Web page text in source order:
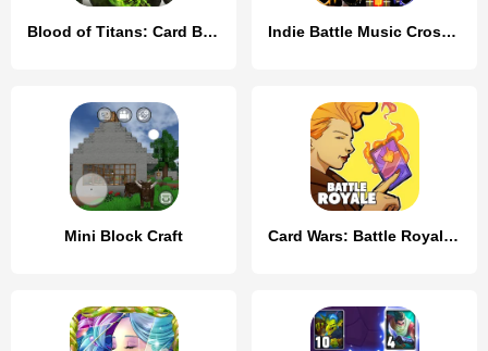
Blood of Titans: Card Battle Indie Battle Music Cross Fight
Mini Block Craft Card Wars: Battle Royale CCG